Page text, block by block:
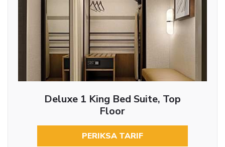
Deluxe 1 King Bed Suite, Top
Floor
PERIKSA TARIF